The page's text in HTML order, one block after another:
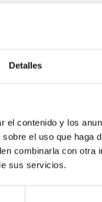
Detalles
contenido y los
el uso que haga
combinarla con otra
sus servicios.
IAC PORTAL
Sitemap
Privacy policy